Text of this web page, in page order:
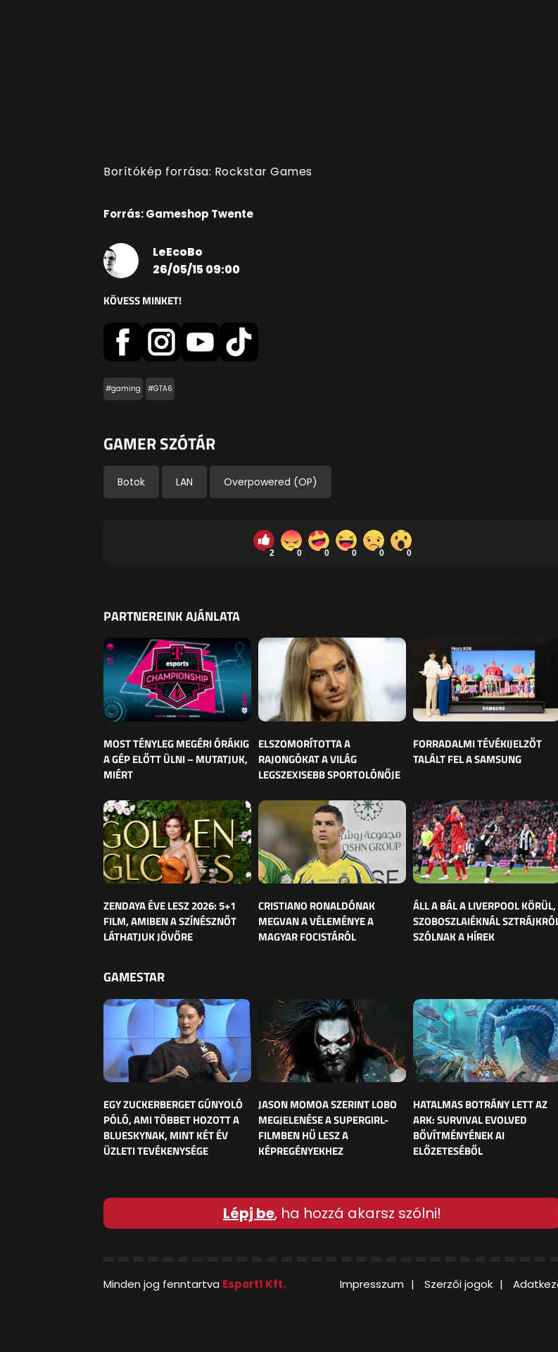
Borítókép forrása: Rockstar Games
Forrás: Gameshop Twente
LeEcoBo
26/05/15 09:00
KÖVESS MINKET!
#gaming #GTA6
GAMER SZÓTÁR
Botok LAN Overpowered (OP)
2 0 0 0 0 0
PARTNEREINK AJÁNLATA
MOST TÉNYLEG MEGÉRI ÓRÁKIG
A GÉP ELŐTT ÜLNI – MUTATJUK,
MIÉRT
ELSZOMORÍTOTTA A
RAJONGÓKAT A VILÁG
LEGSZEXISEBB SPORTOLÓNŐJE
FORRADALMI TÉVÉKIJELZŐT
TALÁLT FEL A SAMSUNG
ZENDAYA ÉVE LESZ 2026: 5+1
FILM, AMIBEN A SZÍNÉSZNŐT
LÁTHATJUK JÖVŐRE
CRISTIANO RONALDÓNAK
MEGVAN A VÉLEMÉNYE A
MAGYAR FOCISTÁRÓL
ÁLL A BÁL A LIVERPOOL KÖRÜL,
SZOBOSZLAIÉKNÁL
SZÓLNAK A HÍREK
GAMESTAR
EGY ZUCKERBERGET GÚNYOLÓ
PÓLÓ, AMI TÖBBET HOZOTT A
BLUESKYNAK, MINT KÉT ÉV
ÜZLETI TEVÉKENYSÉGE
JASON MOMOA SZERINT LOBO
MEGJELENÉSE A SUPERGIRL-
FILMBEN HŰ LESZ A
KÉPREGÉNYEKHEZ
HATALMAS BOTRÁNY LETT AZ
ARK: SURVIVAL EVOLVED
BŐVÍTMÉNYÉNEK AI
ELŐZETESÉBŐL
Lépj be, ha hozzá akarsz szólni!
Minden jog fenntartva Esport1 Kft. Impresszum Szerzői jogok